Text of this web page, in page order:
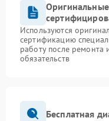
Используются
сертификацию
работу после ремонта
обязательств
Бесплатная